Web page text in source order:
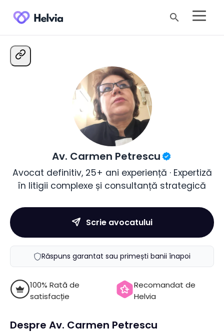
search
Av. Carmen Petrescu
Avocat definitiv, 25+ ani experiență · Expertiză
în litigii complexe și consultanță strategică
Scrie avocatului
Răspuns garantat sau primești banii înapoi
100% Rată de
satisfacție
Recomandat de
Helvia
Despre Av. Carmen Petrescu